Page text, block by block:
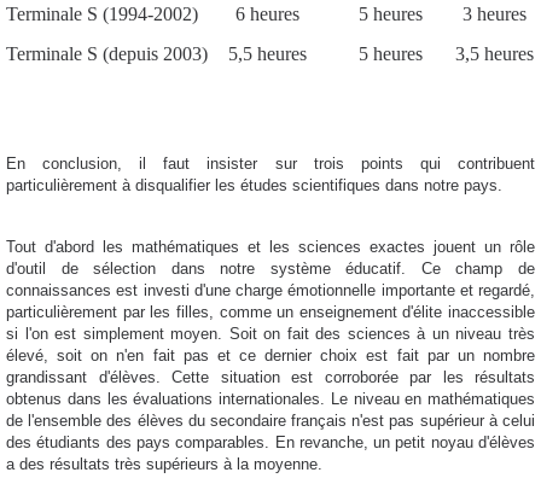
Terminale S (1994-2002)
6 heures 5 heures
3 heures
Terminale S (depuis 2003)
5,5 heures 5 heures 3,5 heures
En conclusion, il faut insister sur trois points qui contribuent
particulièrement à disqualifier les études scientifiques dans notre pays.
Tout d'abord les mathématiques et les sciences exactes jouent un rôle
d'outil de sélection dans notre système éducatif. Ce champ de
connaissances est investi d'une charge émotionnelle importante et regardé,
particulièrement par les filles, comme un enseignement d'élite inaccessible
si l'on est simplement moyen. Soit on fait des sciences à un niveau très
élevé, soit on n'en fait pas et ce dernier choix est fait par un nombre
grandissant d'élèves. Cette situation est corroborée par les résultats
obtenus dans les évaluations internationales. Le niveau en mathématiques
de l'ensemble des élèves du secondaire français n'est pas supérieur à celui
des étudiants des pays comparables. En revanche, un petit noyau d'élèves
a des résultats très supérieurs à la moyenne.